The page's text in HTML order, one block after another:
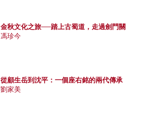
金秋文化之旅──踏上古蜀道，走過劍門關
馮珍今
從顧生岳到沈平：一個座右銘的兩代傳承
劉家美